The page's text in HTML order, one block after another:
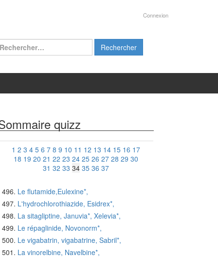
Connexion
:
quizz
1 2 3 4 5 6 7 8 9 10 11 12 13 14 15 16 17
18 19 20 21 22 23 24 25 26 27 28 29 30
31 32 33 34 35 36 37
Le flutamide,Eulexine*,
L'hydrochlorothiazide, Esidrex*,
La sitagliptine, Januvia*, Xelevia*,
Le répaglinide, Novonorm*,
Le vigabatrin, vigabatrine, Sabril*,
La vinorelbine, Navelbine*,